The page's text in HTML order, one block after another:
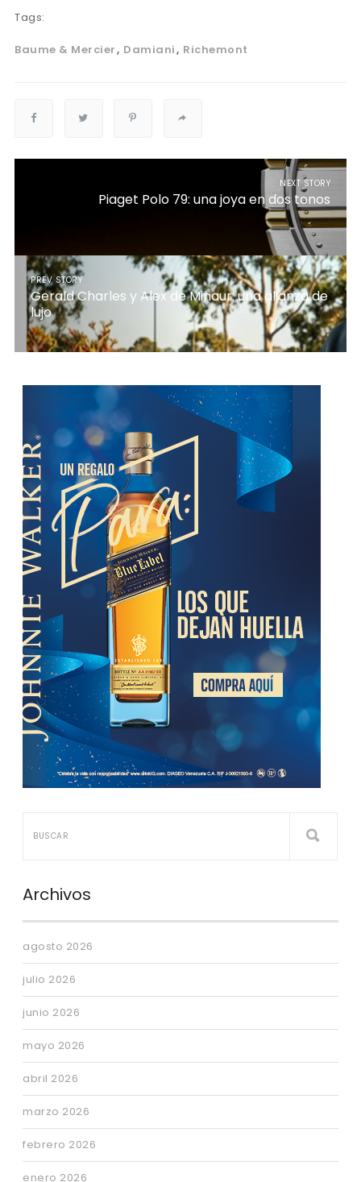
Tags:
Baume & Mercier Damiani Richemont
NEXT STORY
Piaget Polo 79: una joya en dos tonos
PREV STORY
Gerald Charles y Alex de Minaur: una alianza de
lujo
Archivos
agosto 2026
julio 2026
junio 2026
mayo 2026
abril 2026
marzo 2026
febrero 2026
enero 2026